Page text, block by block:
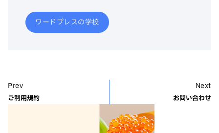
ワードプレスの学校
Prev
ご利用規約
Next
お問い合わせ